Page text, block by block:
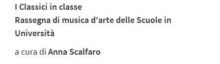
I Classici in classe
Rassegna di musica d'arte delle Scuole in
Università
a cura diAnna Scalfaro